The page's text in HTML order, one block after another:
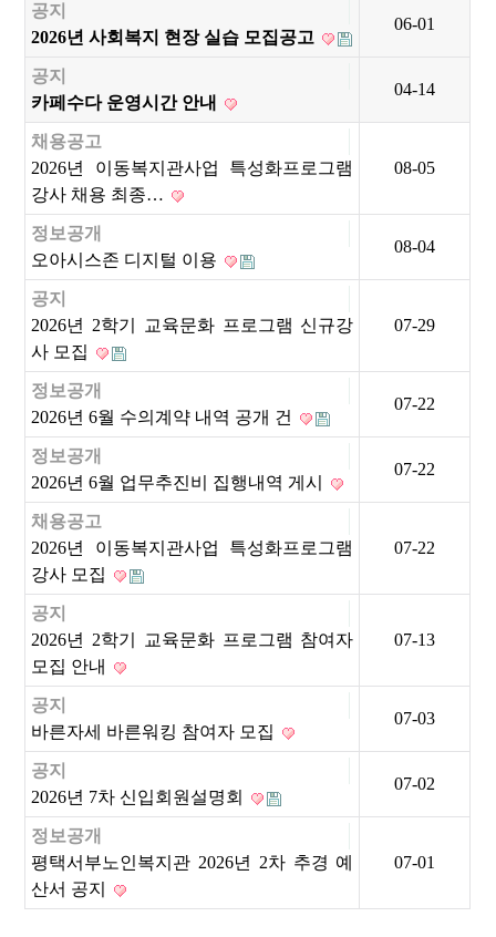
공지
2026년 사회복지 현장 실습 모집공고
06-01
공지
카페수다 운영시간 안내
04-14
채용공고
2026년 이동복지관사업 특성화프로그램
강사 채용 최종…
08-05
정보공개
오아시스존 디지털 이용
08-04
공지
2026년 2학기 교육문화 프로그램 신규강
사 모집
07-29
정보공개
2026년 6월 수의계약 내역 공개 건
07-22
정보공개
2026년 6월 업무추진비 집행내역 게시
07-22
채용공고
2026년 이동복지관사업 특성화프로그램
강사 모집
07-22
공지
2026년 2학기 교육문화 프로그램 참여자
모집 안내
07-13
공지
바른자세 바른워킹 참여자 모집
07-03
공지
2026년 7차 신입회원설명회
07-02
정보공개
평택서부노인복지관 2026년 2차 추경 예
산서 공지
07-01